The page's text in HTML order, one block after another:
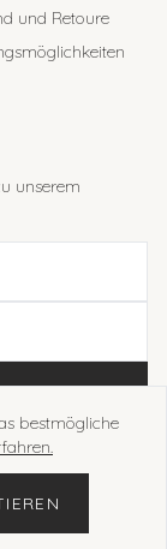
und Retoure
unserem
reserved.
bestmögliche